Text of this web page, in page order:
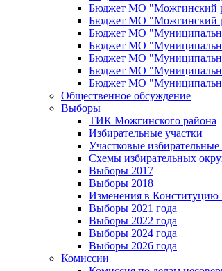
Бюджет МО "Можгинский
Бюджет МО "Можгинский
Бюджет МО
Бюджет МО
Бюджет МО
Бюджет МО
Бюджет МО
Общественное обсуждение
Выборы
ТИК Можгинского района
Избирательные участки
Участковые
Схемы избирательных
Выборы 2017
Выборы 2018
Изменения в
Выборы 2021 года
Выборы 2022 года
Выборы 2024 года
Выборы 2026 года
Комиссии